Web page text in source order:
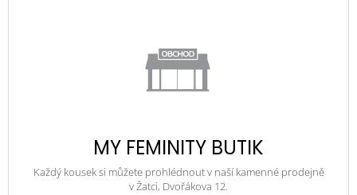
MY FEMINITY BUTIK
Každý kousek si můžete prohlédnout v naší kamenné prodejně
v Žatci, Dvořákova 12.